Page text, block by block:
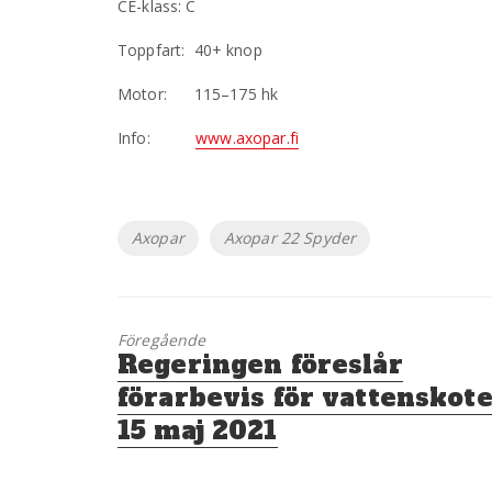
CE-klass: C
Toppfart: 40+ knop
Motor: 115–175 hk
Info:www.axopar.fi
Etiketter
Axopar Axopar 22 Spyder
Föregående
Föregående
inlägg:
Regeringen föreslår
förarbevis för
15 maj 2021